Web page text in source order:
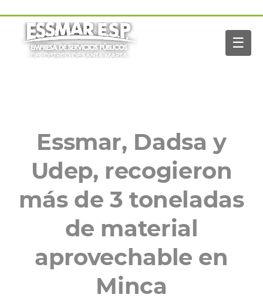
☰
Navegación
principal
Inicio
Nosotros
Essmar, Dadsa y
Udep, recogieron
más de 3 toneladas
de material
aprovechable en
Minca